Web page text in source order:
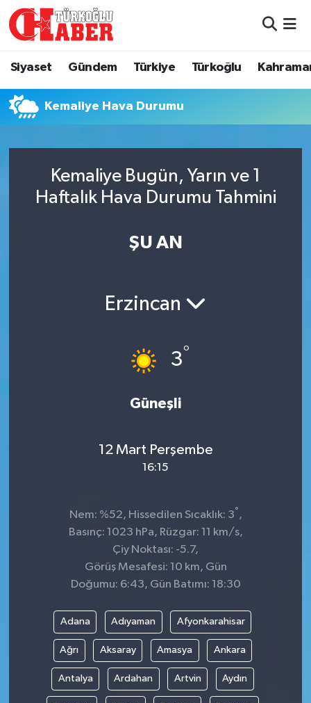
Siyaset Gündem Türkiye Türkoğlu
Kemaliye Hava Durumu
Kemaliye Bugün, Yarın ve 1
Haftalık Hava Durumu Tahmini
ŞU AN
Erzincan
3°
Güneşli
12 Mart Perşembe
16:15
Nem: %52, Hissedilen Sıcaklık: 3° ,
Basınç: 1023 hPa, Rüzgar: 11 km/s,
Çiy Noktası: -5.7,
Görüş Mesafesi: 10 km, Gün
Doğumu: 6:43, Gün Batımı: 18:30
Adana Adıyaman Afyonkarahisar
Ağrı Aksaray Amasya Ankara
Antalya Ardahan Artvin Aydın
Gündem
Türkiye
Kahramanmaraş
Hava Durumu
Namaz Vakitleri
Süper Lig Puan Durumu ve Fikstür